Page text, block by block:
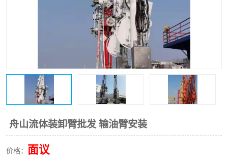
舟山流体装卸臂批发 输油臂安装
价格： 面议